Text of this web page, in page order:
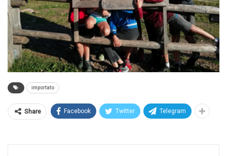
importato
Share Facebook Twitter Telegram